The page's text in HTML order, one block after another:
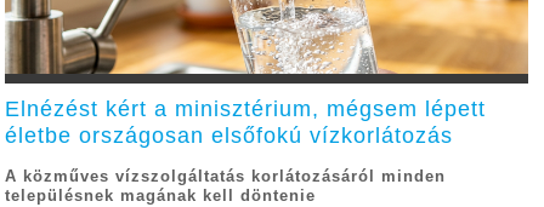
Elnézést kért a minisztérium, mégsem lépett
életbe országosan elsőfokú vízkorlátozás
A közműves vízszolgáltatás korlátozásáról minden
településnek magának kell döntenie